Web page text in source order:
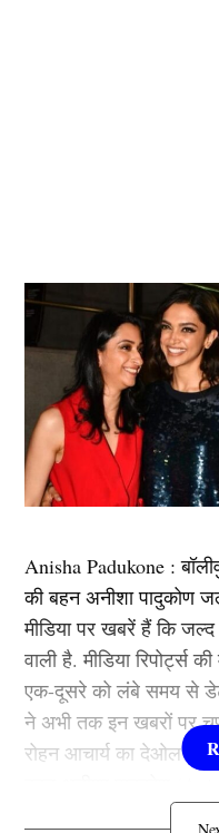
Anisha Padukone :
की बहन अनीशा पादुकोण
मीडिया पर खबरें हैं कि
वाली है. मीडिया रिपोर्ट्स
एक-दूसरे को लंबे समय से डेट
ने अभी तक इन खबरों पर
रोहन आचार्य का देओल